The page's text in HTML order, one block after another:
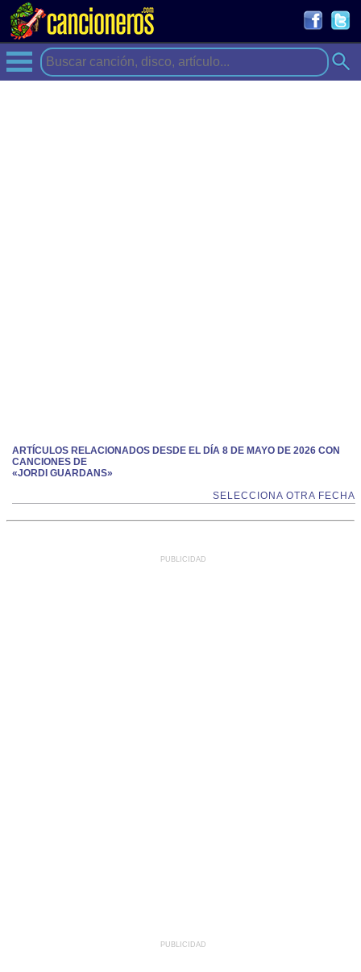
ARTÍCULOS RELACIONADOS DESDE EL DÍA 8 DE MAYO DE 2026 CON
CANCIONES DE
«JORDI GUARDANS»
SELECCIONA OTRA FECHA
PUBLICIDAD
PUBLICIDAD